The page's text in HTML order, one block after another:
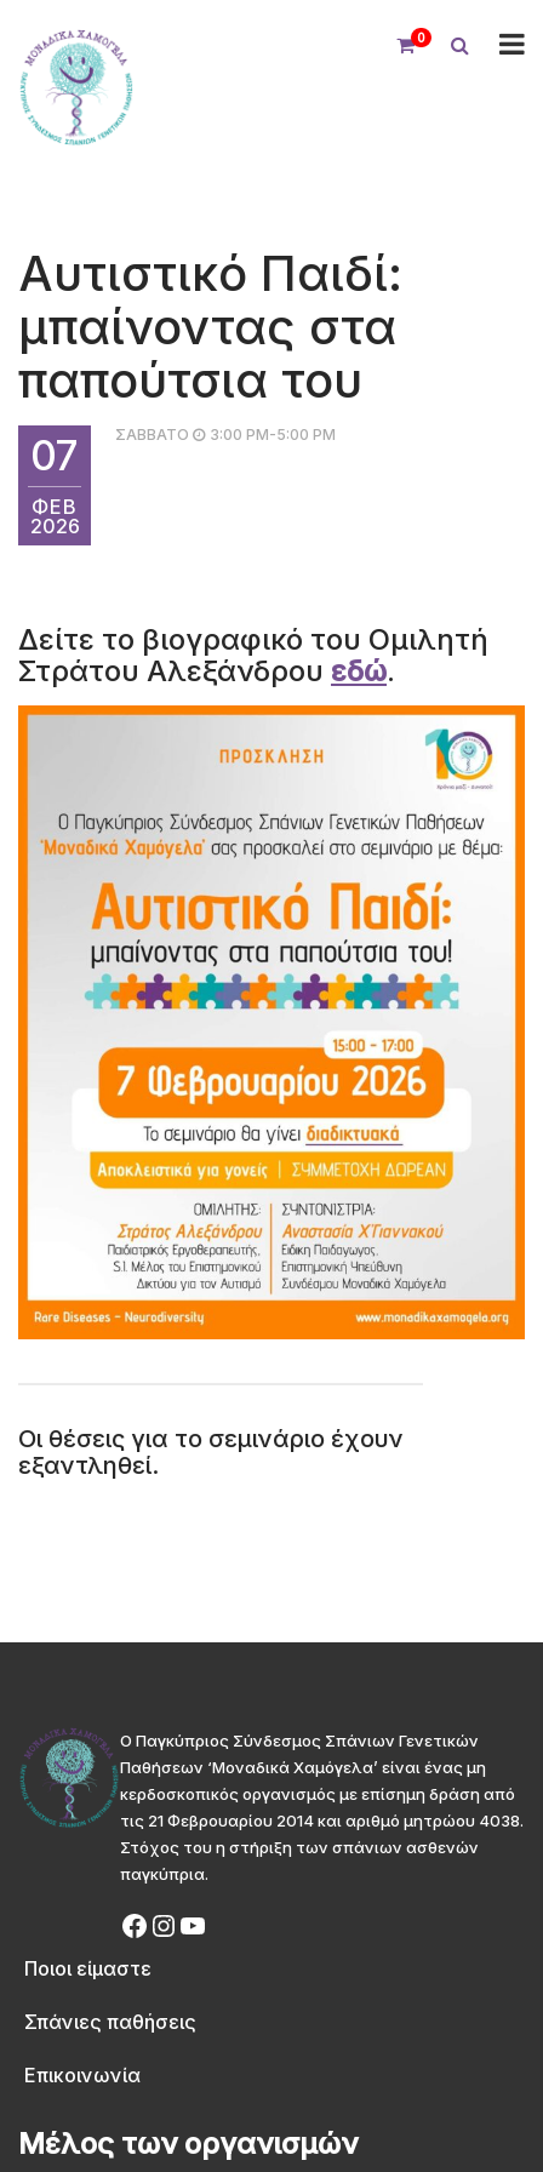
0
Αυτιστικό Παιδί:
μπαίνοντας στα
παπούτσια του
07
ΦΕΒ
2026
ΣΑΒΒΑΤΟ 3:00 PM-5:00 PM
Δείτε το βιογραφικό του Ομιλητή
Στράτου Αλεξάνδρου εδώ.
Οι θέσεις για το σεμινάριο έχουν
εξαντληθεί.
Ο Παγκύπριος Σύνδεσμος Σπάνιων Γενετικών
Παθήσεων ‘Μοναδικά Χαμόγελα’ είναι ένας μη
κερδοσκοπικός οργανισμός με επίσημη δράση από
τις 21 Φεβρουαρίου 2014 και αριθμό μητρώου 4038.
Στόχος του η στήριξη των σπάνιων ασθενών
παγκύπρια.
Ποιοι είμαστε
Σπάνιες παθήσεις
Επικοινωνία
Μέλος των οργανισμών